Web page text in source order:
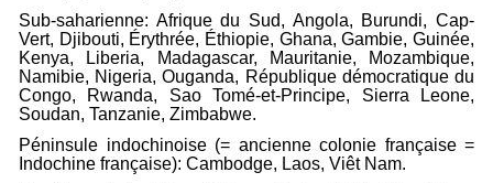
Sub-saharienne: Afrique du Sud, Angola, Burundi, Cap-
Vert, Djibouti, Érythrée, Éthiopie, Ghana, Gambie, Guinée,
Kenya, Liberia, Madagascar, Mauritanie, Mozambique,
Namibie, Nigeria, Ouganda, République démocratique du
Congo, Rwanda, Sao Tomé-et-Principe, Sierra Leone,
Soudan, Tanzanie, Zimbabwe.
Péninsule indochinoise (= ancienne colonie française =
Indochine française): Cambodge, Laos, Viêt Nam.